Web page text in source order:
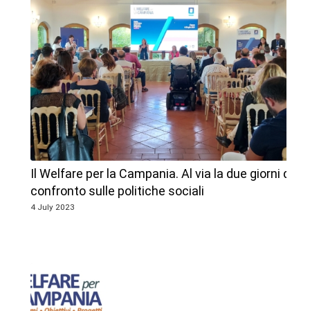
Il Welfare per la Campania. Al via la due giorni di
confronto sulle politiche sociali
4 July 2023